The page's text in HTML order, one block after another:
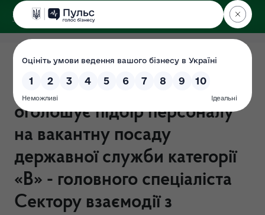
ДЕРЖЕКОІНСПЕКЦІЯ
Поліського округу
Державна екологічна
інспекція Поліського округу
оголошує підбір персоналу
на вакантну посаду
державної служби категорії
«В» - головного спеціаліста
Сектору взаємодії з